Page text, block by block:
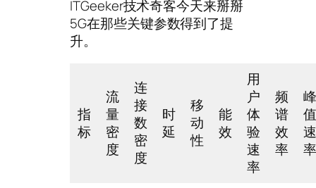
ITGeeker技术奇客今天来掰掰
5G在那些关键参数得到了提
升。
指
标
流
量
密
度
连
接
数
密
度
时
延
移
动
性
能
效
用
户
体
验
速
率
频
谱
效
率
峰
值
速
率